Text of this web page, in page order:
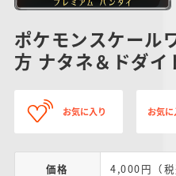
ポケモンスケール
方 ナタネ＆ドダイ
お気に入り お気
価格 4,000円（税